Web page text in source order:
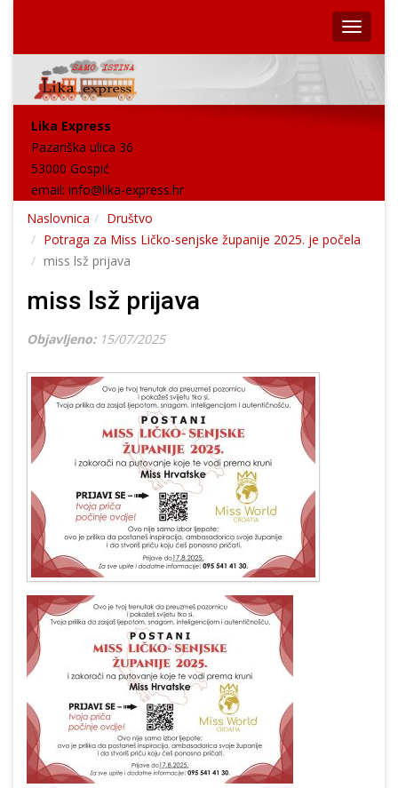
Lika Express
Pazariška ulica 36
53000 Gospić
email: info@lika-express.hr
Naslovnica
Društvo
Potraga za Miss Ličko-senjske županije 2025. je počela
miss lsž prijava
miss lsž prijava
Objavljeno: 15/07/2025